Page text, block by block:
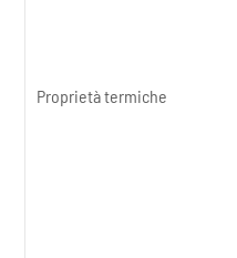
Proprietà termiche